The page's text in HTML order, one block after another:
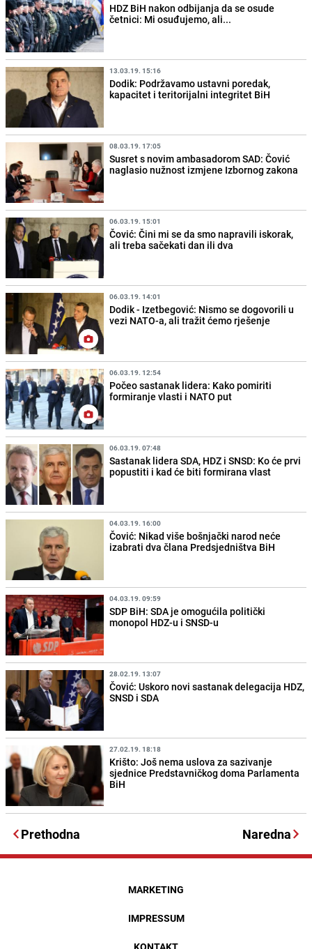
HDZ BiH nakon odbijanja da se osude
četnici: Mi osuđujemo, ali...
13.03.19. 15:16
Dodik: Podržavamo ustavni poredak,
kapacitet i teritorijalni integritet BiH
08.03.19. 17:05
Susret s novim ambasadorom SAD: Čović
naglasio nužnost izmjene Izbornog zakona
06.03.19. 15:01
Čović: Čini mi se da smo napravili iskorak,
ali treba sačekati dan ili dva
06.03.19. 14:01
Dodik - Izetbegović: Nismo se dogovorili u
vezi NATO-a, ali tražit ćemo rješenje
06.03.19. 12:54
Počeo sastanak lidera: Kako pomiriti
formiranje vlasti i NATO put
06.03.19. 07:48
Sastanak lidera SDA, HDZ i SNSD: Ko će prvi
popustiti i kad će biti formirana vlast
04.03.19. 16:00
Čović: Nikad više bošnjački narod neće
izabrati dva člana Predsjedništva BiH
04.03.19. 09:59
SDP BiH: SDA je omogućila politički
monopol HDZ-u i SNSD-u
28.02.19. 13:07
Čović: Uskoro novi sastanak delegacija HDZ,
SNSD i SDA
27.02.19. 18:18
Krišto: Još nema uslova za sazivanje
sjednice Predstavničkog doma Parlamenta
BiH
Prethodna Naredna
MARKETING
IMPRESSUM